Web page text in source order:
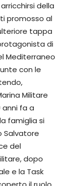
della
promosso al
tappa
di
Mediterraneo
con le
Militare
fa a
famiglia si
Salvatore
del
dopo
e la Task